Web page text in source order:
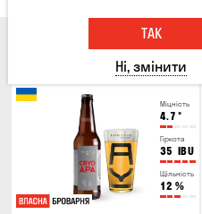
Міцність
4.7 °
Гіркота
35 IBU
Щільність
12 %
ТАК
Ні, змінити